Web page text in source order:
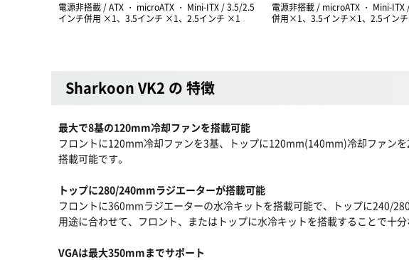
電源非搭載 / ATX ・ microATX ・ Mini-ITX / 3.5/2.5
インチ併用 ×1、3.5インチ ×1、2.5インチ ×1
電源非搭載 / microATX ・ Mini-
併用×1、3.5インチ×1、2.5イン
Sharkoon VK2 の 特徴
最大で8基の120mm冷却ファンを搭載可能
フロントに120mm冷却ファンを3基、トップに120mm(140mm)冷却ファン
搭載可能です。
トップに280/240mmラジエーターが搭載可能
フロントに360mmラジエーターの水冷キットを搭載可能で、トップに240/
用途に合わせて、フロント、またはトップに水冷キットを搭載することで十
VGAは最大350mmまでサポート